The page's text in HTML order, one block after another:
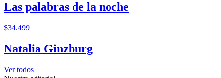
Las palabras de la noche
$34.499
Natalia Ginzburg
Ver todos